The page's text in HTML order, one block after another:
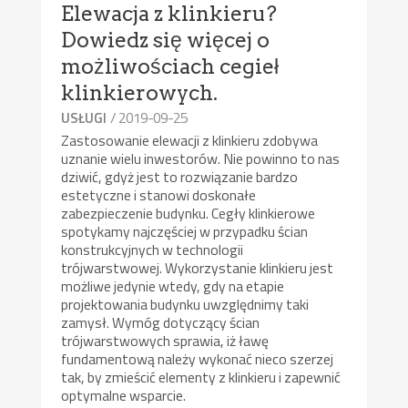
Elewacja z klinkieru?
Dowiedz się więcej o
możliwościach cegieł
klinkierowych.
USŁUGI / 2019-09-25
Zastosowanie elewacji z klinkieru zdobywa
uznanie wielu inwestorów. Nie powinno to nas
dziwić, gdyż jest to rozwiązanie bardzo
estetyczne i stanowi doskonałe
zabezpieczenie budynku. Cegły klinkierowe
spotykamy najczęściej w przypadku ścian
konstrukcyjnych w technologii
trójwarstwowej. Wykorzystanie klinkieru jest
możliwe jedynie wtedy, gdy na etapie
projektowania budynku uwzględnimy taki
zamysł. Wymóg dotyczący ścian
trójwarstwowych sprawia, iż ławę
fundamentową należy wykonać nieco szerzej
tak, by zmieścić elementy z klinkieru i zapewnić
optymalne wsparcie.